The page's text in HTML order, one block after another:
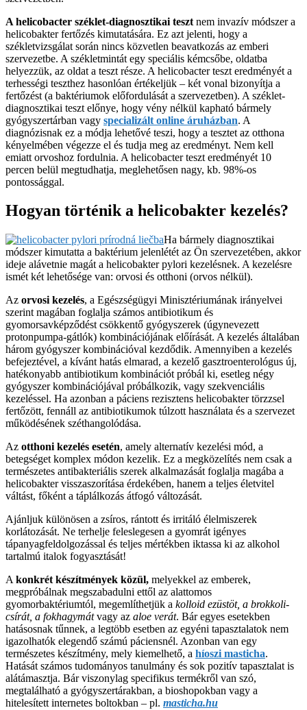
A helicobacter széklet-diagnosztikai teszt nem invazív módszer a
helicobakter fertőzés kimutatására. Ez azt jelenti, hogy a
székletvizsgálat során nincs közvetlen beavatkozás az emberi
szervezetbe. A székletmintát egy speciális kémcsőbe, oldatba
helyezzük, az oldat a teszt része. A helicobacter teszt eredményét a
terhességi teszthez hasonlóan értékeljük – két vonal bizonyítja a
fertőzést (a baktériumok előfordulását a szervezetben). A széklet-
diagnosztikai teszt előnye, hogy vény nélkül kapható bármely
gyógyszertárban vagy specializált online áruházban. A
diagnózisnak ez a módja lehetővé teszi, hogy a tesztet az otthona
kényelmében végezze el és tudja meg az eredményt. Nem kell
emiatt orvoshoz fordulnia. A helicobacter teszt eredményét 10
percen belül megtudhatja, meglehetősen nagy, kb. 98%-os
pontossággal.
Hogyan történik a helicobakter kezelés?
Ha bármely diagnosztikai
módszer kimutatta a baktérium jelenlétét az Ön szervezetében, akkor
ideje alávetnie magát a helicobakter pylori kezelésnek. A kezelésre
ismét két lehetősége van: orvosi és otthoni (orvos nélkül).
Az orvosi kezelés, a Egészségügyi Minisztériumának irányelvei
szerint magában foglalja számos antibiotikum és
gyomorsavképződést csökkentő gyógyszerek (úgynevezett
protonpumpa-gátlók) kombinációjának előírását. A kezelés általában
három gyógyszer kombinációval kezdődik. Amennyiben a kezelés
befejeztével, a kívánt hatás elmarad, a kezelő gasztroenterológus új,
hatékonyabb antibiotikum kombinációt próbál ki, esetleg négy
gyógyszer kombinációjával próbálkozik, vagy szekvenciális
kezeléssel. Ha azonban a páciens rezisztens helicobakter törzzsel
fertőzött, fennáll az antibiotikumok túlzott használata és a szervezet
működésének széthangolódása.
Az otthoni kezelés esetén, amely alternatív kezelési mód, a
betegséget komplex módon kezelik. Ez a megközelítés nem csak a
természetes antibakteriális szerek alkalmazását foglalja magába a
helicobakter visszaszorítása érdekében, hanem a teljes életvitel
váltást, főként a táplálkozás átfogó változását.
Ajánljuk különösen a zsíros, rántott és irritáló élelmiszerek
korlátozását. Ne terhelje feleslegesen a gyomrát igényes
tápanyagfeldolgozással és teljes mértékben iktassa ki az alkohol
tartalmú italok fogyasztását!
A konkrét készítmények közül, melyekkel az emberek,
megpróbálnak megszabadulni ettől az alattomos
gyomorbaktériumtól, megemlíthetjük a kolloid ezüstöt, a brokkoli-
csírát, a fokhagymátvagy az aloe verát. Bár egyes esetekben
hatásosnak tűnnek, a legtöbb esetben az egyéni tapasztalatok nem
igazolhatók elegendő számú páciensnél. Azonban van egy
természetes készítmény, mely kiemelhető, a híoszi masticha.
Hatását számos tudományos tanulmány és sok pozitív tapasztalat is
alátámasztja. Bár viszonylag specifikus termékről van szó,
megtalálható a gyógyszertárakban, a bioshopokban vagy a
hitelesített internetes boltokban – pl. masticha.hu